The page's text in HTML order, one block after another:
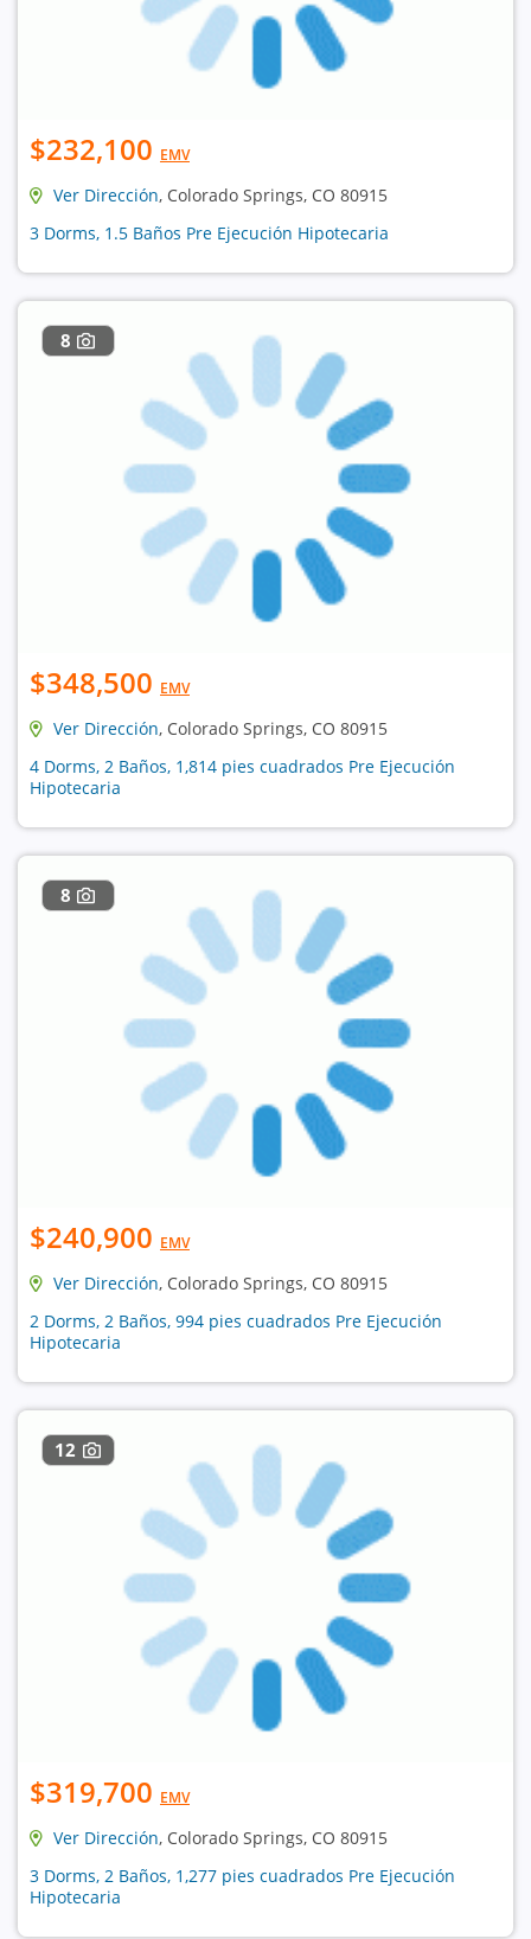
$232,100 EMV
Ver Dirección, Colorado Springs, CO 80915
3 Dorms, 1.5 Baños Pre Ejecución Hipotecaria
8
$348,500 EMV
Ver Dirección, Colorado Springs, CO 80915
4 Dorms, 2 Baños, 1,814 pies cuadrados Pre Ejecución
Hipotecaria
8
$240,900 EMV
Ver Dirección, Colorado Springs, CO 80915
2 Dorms, 2 Baños, 994 pies cuadrados Pre Ejecución
Hipotecaria
12
$319,700 EMV
Ver Dirección, Colorado Springs, CO 80915
3 Dorms, 2 Baños, 1,277 pies cuadrados Pre Ejecución
Hipotecaria